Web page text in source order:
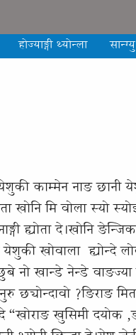
होज्याङ्गी थ्योन्ला सान्ग्यु
काम्मेन नाङ छानी
खोनि मि वोला स्यो
ह्योता दे।खोनि
येशुकी खोवाला ह्योन्दे
नो खान्डे नेन्डे
छ्योन्दावो ?ङिराङ
खुसिमी दयोक